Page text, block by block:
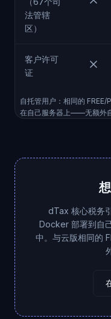
法管辖
区）
客户许可
证
自托管用户：相同的
在自己服务器上——无额外
dTax 核心税务
Docker 部署到自
中。与云版相同的